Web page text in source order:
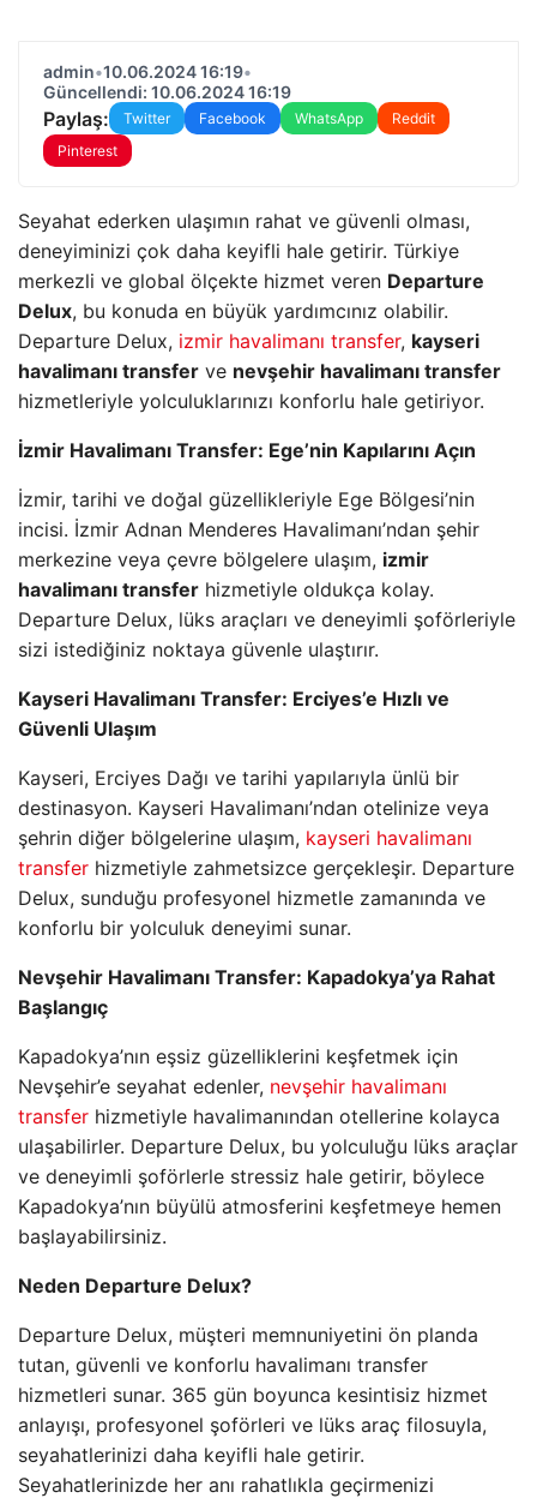
admin•10.06.2024 16:19•
Güncellendi: 10.06.2024 16:19
Paylaş: Twitter Facebook WhatsApp
Reddit
Pinterest
Seyahat ederken ulaşımın rahat ve güvenli olması,
deneyiminizi çok daha keyifli hale getirir. Türkiye
merkezli ve global ölçekte hizmet veren Departure
Delux, bu konuda en büyük yardımcınız olabilir.
Departure Delux, izmir havalimanı transfer, kayseri
havalimanı transfer ve nevşehir havalimanı transfer
hizmetleriyle yolculuklarınızı konforlu hale getiriyor.
İzmir Havalimanı Transfer: Ege’nin Kapılarını Açın
İzmir, tarihi ve doğal güzellikleriyle Ege Bölgesi’nin
incisi. İzmir Adnan Menderes Havalimanı’ndan şehir
merkezine veya çevre bölgelere ulaşım, izmir
havalimanı transfer hizmetiyle oldukça kolay.
Departure Delux, lüks araçları ve deneyimli şoförleriyle
sizi istediğiniz noktaya güvenle ulaştırır.
Kayseri Havalimanı Transfer: Erciyes’e Hızlı ve
Güvenli Ulaşım
Kayseri, Erciyes Dağı ve tarihi yapılarıyla ünlü bir
destinasyon. Kayseri Havalimanı’ndan otelinize veya
şehrin diğer bölgelerine ulaşım, kayseri havalimanı
transfer hizmetiyle zahmetsizce gerçekleşir. Departure
Delux, sunduğu profesyonel hizmetle zamanında ve
konforlu bir yolculuk deneyimi sunar.
Nevşehir Havalimanı Transfer: Kapadokya’ya Rahat
Başlangıç
Kapadokya’nın eşsiz güzelliklerini keşfetmek için
Nevşehir’e seyahat edenler, nevşehir havalimanı
transfer hizmetiyle havalimanından otellerine kolayca
ulaşabilirler. Departure Delux, bu yolculuğu lüks araçlar
ve deneyimli şoförlerle stressiz hale getirir, böylece
Kapadokya’nın büyülü atmosferini keşfetmeye hemen
başlayabilirsiniz.
Neden Departure Delux?
Departure Delux, müşteri memnuniyetini ön planda
tutan, güvenli ve konforlu havalimanı transfer
hizmetleri sunar. 365 gün boyunca kesintisiz hizmet
anlayışı, profesyonel şoförleri ve lüks araç filosuyla,
seyahatlerinizi daha keyifli hale getirir.
Seyahatlerinizde her anı rahatlıkla geçirmenizi